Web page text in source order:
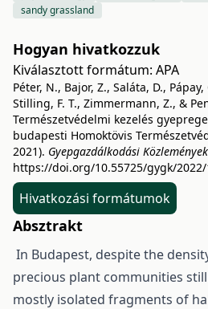
sandy grassland
Hogyan hivatkozzuk
Kiválasztott formátum: APA
Péter, N., Bajor, Z., Saláta, D.,
Stilling, F. T., Zimmermann, Z., &
Természetvédelmi kezelés
budapesti Homoktövis
2021). Gyepgazdálkodási Közlemények
https://doi.org/10.55725/gygk/
Hivatkozási formátumok
Absztrakt
In Budapest, despite the
precious plant communities
mostly isolated fragments of